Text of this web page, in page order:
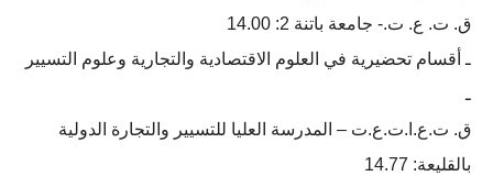
ق. ت. ع. ت.- جامعة باتنة 2: 14.00
ـ أقسام تحضيرية في العلوم الاقتصادية والتجارية وعلوم التسيير
ـ
ق. ت.ع.ا.ت.ع.ت – المدرسة العلیا للتسییر والتجارة الدولیة
بالقليعة: 14.77